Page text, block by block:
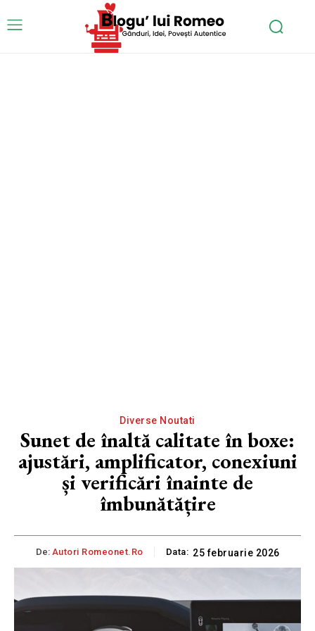
Diverse Noutati
Sunet de înaltă calitate în boxe:
ajustări, amplificator, conexiuni
și verificări înainte de
îmbunătățire
De: Autori Romeonet.ro Data: 25 februarie 2026